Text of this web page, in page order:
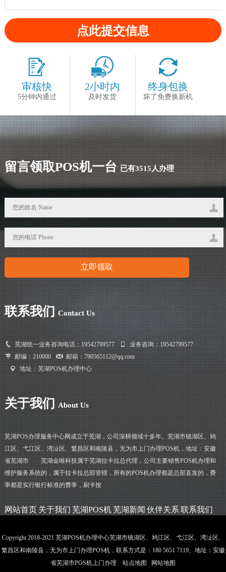
审核快
5分钟内通过
2小时内
及时发货
终身包换
坏了免费换新机
留言领取POS机一台 已有3515人办理
联系我们 Contact Us
芜湖统一业务咨询电话：19542799577
业务咨询：19542799577
邮编：210000
邮箱：790565112@qq.com
地址：芜湖POS机办理中心
关于我们 About Us
芜湖POS办理服务中心网成立于芜湖，公司深耕领域十多年。芜湖市镜湖区、鸠
江区、弋江区、湾沚区、繁昌区和南陵县，无为市上门办理POS机，地址：安徽
省芜湖市 芜湖金唯科技属于芜湖拉卡拉总代理，公司主要销售POS机办理和
维护服务系统的，属于拉卡拉总部管辖，所有的POS机办理都是总部直发的，费
率都是实行银行标准的费率，刷卡按
网站首页 关于我们 芜湖POS机芜湖新闻 伙伴关系 联系我们
Copyright 2018-2021 芜湖POS机办理中心芜湖市镜湖区、鸠江区、弋江区、湾沚区、
繁昌区和南陵县，无为市上门办理POS机，联系方式是：180 5651 7119、地址：安徽
省芜湖市POS机上门办理
站点地图 网站地图